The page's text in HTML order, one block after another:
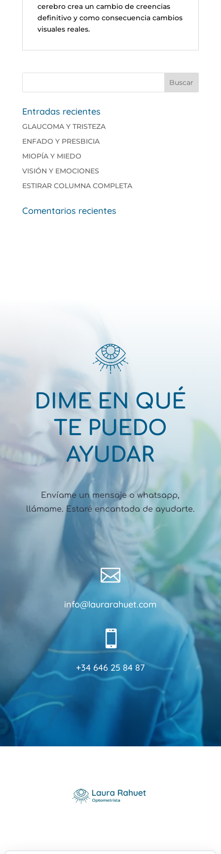
cerebro crea un cambio de creencias
definitivo y como consecuencia cambios
visuales reales.
Entradas recientes
GLAUCOMA Y TRISTEZA
ENFADO Y PRESBICIA
MIOPÍA Y MIEDO
VISIÓN Y EMOCIONES
ESTIRAR COLUMNA COMPLETA
Comentarios recientes
DIME EN QUÉ
TE PUEDO
AYUDAR
Envíame un mensaje o whatsapp,
llámame. Estaré encantada de ayudarte.

info@laurarahuet.com

+34 646 25 84 87